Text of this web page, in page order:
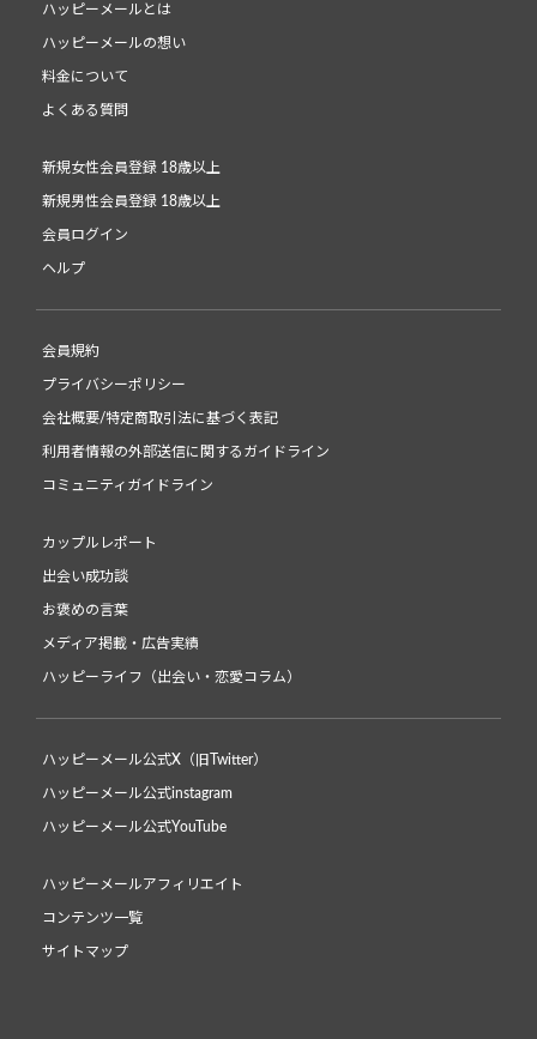
ハッピーメールとは
ハッピーメールの想い
料金について
よくある質問
新規女性会員登録 18歳以上
新規男性会員登録 18歳以上
会員ログイン
ヘルプ
会員規約
プライバシーポリシー
会社概要/特定商取引法に基づく表記
利用者情報の外部送信に関するガイドライン
コミュニティガイドライン
カップルレポート
出会い成功談
お褒めの言葉
メディア掲載・広告実績
ハッピーライフ（出会い・恋愛コラム）
ハッピーメール公式X（旧Twitter）
ハッピーメール公式instagram
ハッピーメール公式YouTube
ハッピーメールアフィリエイト
コンテンツ一覧
サイトマップ